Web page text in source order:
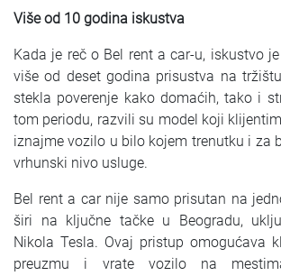
Više od 10 godina iskustva
Kada je reč o Bel rent a car-u, iskustvo
više od deset godina prisustva na
stekla poverenje kako domaćih, tako i
tom periodu, razvili su model koji
iznajme vozilo u bilo kojem trenutku i za
vrhunski nivo usluge.
Bel rent a car nije samo prisutan na
širi na ključne tačke u Beogradu,
Nikola Tesla. Ovaj pristup omogućava
preuzmu i vrate vozilo na